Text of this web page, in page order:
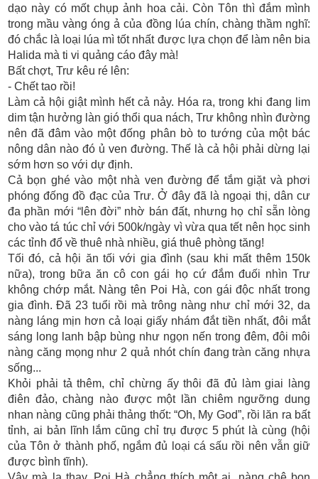
dạo này có mốt chụp ảnh hoa cải. Còn Tôn thì đắm mình
trong mầu vàng óng ả của đồng lúa chín, chàng thầm nghĩ:
đó chắc là loại lúa mì tốt nhất được lựa chọn để làm nên bia
Halida mà ti vi quảng cáo đây mà!
Bất chợt, Trư kêu ré lên:
- Chết tao rồi!
Làm cả hội giật mình hết cả nảy. Hóa ra, trong khi đang lim
dim tận hưởng làn gió thổi qua nách, Trư không nhìn đường
nên đã đâm vào một đống phân bò to tướng của một bác
nông dân nào đó ủ ven đường. Thế là cả hội phải dừng lại
sớm hơn so với dự định.
Cả bọn ghé vào một nhà ven đường để tắm giặt và phơi
phóng đống đồ đạc của Trư. Ở đây đã là ngoại thị, dân cư
đa phần mới “lên đời” nhờ bán đất, nhưng họ chỉ sẵn lòng
cho vào tá túc chỉ với 500k/ngày vì vừa qua tết nên học sinh
các tỉnh đổ về thuê nhà nhiều, giá thuê phòng tăng!
Tối đó, cả hội ăn tối với gia đình (sau khi mất thêm 150k
nữa), trong bữa ăn cô con gái họ cứ đắm đuối nhìn Trư
không chớp mắt. Nàng tên Poi Hà, con gái độc nhất trong
gia đình. Đã 23 tuổi rồi mà trông nàng như chỉ mới 32, da
nàng láng mịn hơn cả loại giấy nhám đắt tiền nhất, đôi mắt
sáng long lanh bập bùng như ngọn nến trong đêm, đôi môi
nàng căng mọng như 2 quả nhót chín đang tràn căng nhựa
sống...
Khỏi phải tả thêm, chỉ chừng ấy thôi đã đủ làm giai làng
điên đảo, chàng nào được một lần chiêm ngưỡng dung
nhan nàng cũng phải thảng thốt: “Oh, My God”, rồi lăn ra bất
tỉnh, ai bản lĩnh lắm cũng chỉ trụ được 5 phút là cùng (hội
của Tôn ở thành phố, ngắm đủ loại cá sấu rồi nên vẫn giữ
được bình tĩnh).